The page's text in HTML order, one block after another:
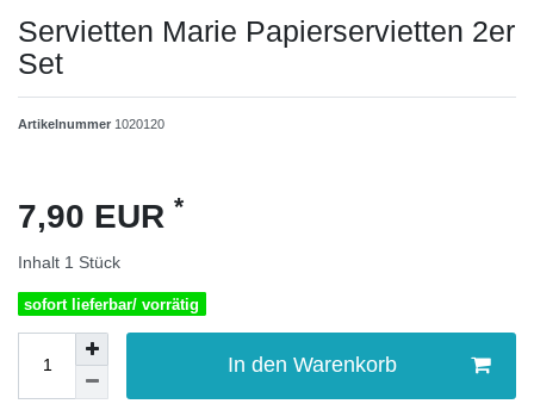
Servietten Marie Papierservietten 2er
Set
Artikelnummer 1020120
7,90 EUR *
Inhalt 1 Stück
sofort lieferbar/ vorrätig
In den Warenkorb